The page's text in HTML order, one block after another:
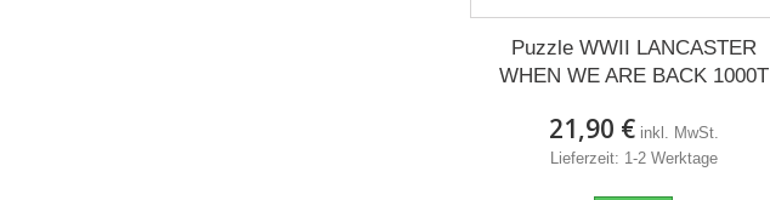
Puzzle WWII LANCASTER
WHEN WE ARE BACK 1000T
21,90 € inkl. MwSt.
Lieferzeit: 1-2 Werktage